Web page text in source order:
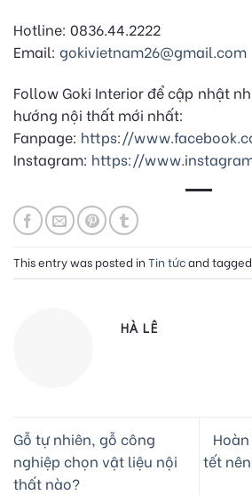
Hotline: 0836.44.2222
Email: gokivietnam26@gmail.com
Follow Goki Interior để cập nhật
hướng nội thất mới nhất:
Fanpage: https://
Instagram: https://
This entry was posted in Tin tứcand tagged
HÀ LÊ
Gỗ tự nhiên, gỗ công
nghiệp chọn vật liệu nội
thất nào?
tết